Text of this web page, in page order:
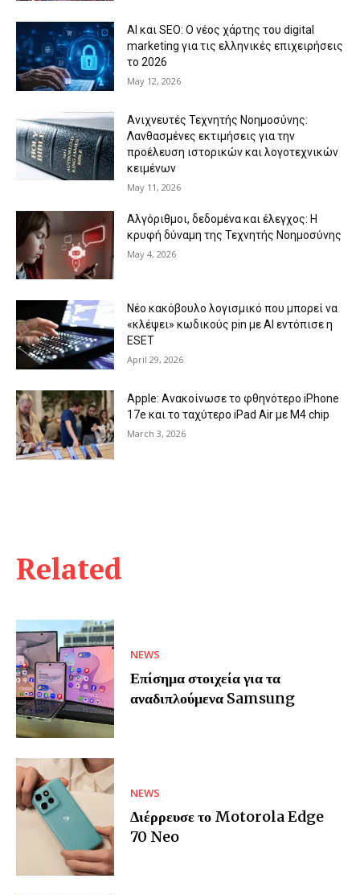
Related
NEWS
Επίσημα στοιχεία για τα
αναδιπλούμενα Samsung
NEWS
Διέρρευσε το Motorola Edge
70 Neo
AI και SEO: Ο νέος χάρτης του digital
marketing για τις ελληνικές επιχειρήσεις
το 2026
May 12, 2026
Ανιχνευτές Τεχνητής Νοημοσύνης:
Λανθασμένες εκτιμήσεις για την
προέλευση ιστορικών και λογοτεχνικών
κειμένων
May 11, 2026
Αλγόριθμοι, δεδομένα και έλεγχος: Η
κρυφή δύναμη της Τεχνητής Νοημοσύνης
May 4, 2026
Νέο κακόβουλο λογισμικό που μπορεί να
«κλέψει» κωδικούς pin με AI εντόπισε η
ESET
April 29, 2026
Apple: Ανακοίνωσε το φθηνότερο iPhone
17e και το ταχύτερο iPad Air με Μ4 chip
March 3, 2026